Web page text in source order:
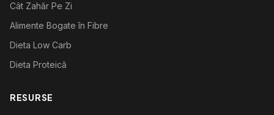
Cât Zahăr Pe Zi
Alimente Bogate în Fibre
Dieta Low Carb
Dieta Proteică
RESURSE